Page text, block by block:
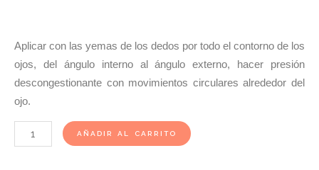
Aplicar con las yemas de los dedos por todo el contorno de los
ojos, del ángulo interno al ángulo externo, hacer presión
descongestionante con movimientos circulares alrededor del
ojo.
Sensilis
Supreme
AÑADIR AL CARRITO